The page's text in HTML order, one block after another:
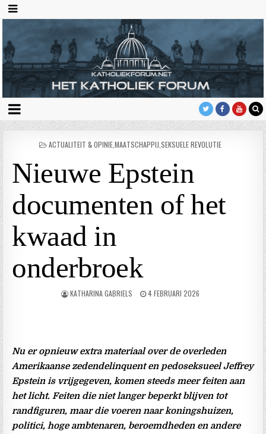
GEPLAATST
ACTUALITEIT & OPINIE,MAATSCHAPPIJ SEKSUELE REVOLUTIE
Nieuwe Epstein
documenten of het
kwaad in
onderbroek
KATHARINA GABRIELS 4 FEBRUARI 2026
Nu er opnieuw extra materiaal over de overleden
Amerikaanse zedendelinquent en pedoseksueel Jeffrey
Epstein is vrijgegeven, komen steeds meer feiten aan
het licht. Feiten die niet langer beperkt blijven tot
randfiguren, maar die voeren naar koningshuizen,
politici, hoge ambtenaren, beroemdheden en andere